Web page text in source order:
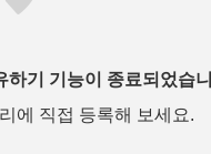
기 기능이 종료되었습
에 직접 등록해 보세요.